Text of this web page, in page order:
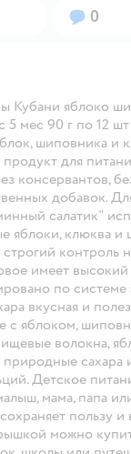
Вопросов:
0
Кубани яблоко
5 мес 90 г по 12 шт
шиповника и
для
консервантов,
добавок.
салатик"
яблоки, клюква
контроль
имеет высокий
по системе
вкусная и
с яблоком,
волокна,
сахара
Детское
мама, папа
пользу
можно